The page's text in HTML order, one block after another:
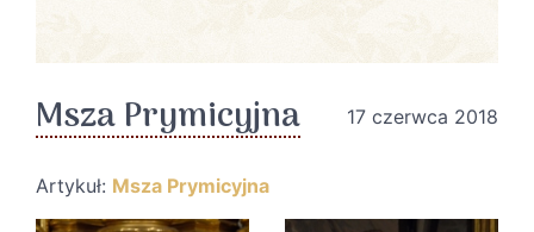
Msza Prymicyjna 17 czerwca 2018
Artykuł: Msza Prymicyjna